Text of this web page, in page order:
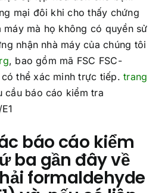
mại đôi khi cho thấy chứng
máy mà họ không có quyền sử
nhận nhà máy của chúng tôi
, bao gồm mã FSC FSC-
có thể xác minh trực tiếp.trang
cầu báo cáo kiểm tra
báo cáo kiểm
ba gần đây về
formaldehyde